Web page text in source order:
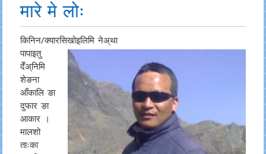
मारे मे लोः
किनिन/क्यारसिखोइलिमि नेअ्था
पापाइतु
देँअ्निमि
शेङना
आँकालि ङा
दुफार ङा
आकार ।
मालशो
ताःका